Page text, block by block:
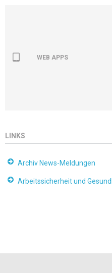
WEB APPS
LINKS
Archiv News-Meldungen
Arbeitssicherheit und